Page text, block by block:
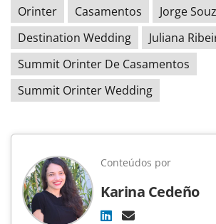
Orinter Casamentos
Jorge
Destination Wedding
Juliana
Summit Orinter De Casamentos
Summit Orinter Wedding
Conteúdos por
Karina Cedeño